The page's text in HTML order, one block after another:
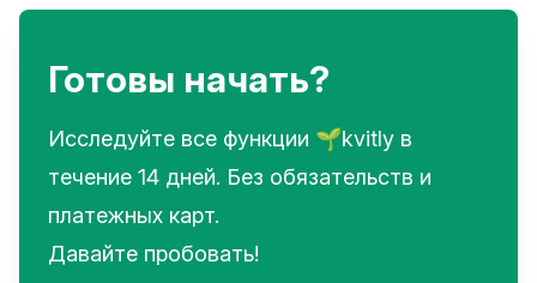
Готовы начать?
Исследуйте все функции 🌱kvitly в
течение 14 дней. Без обязательств и
платежных карт.
Давайте пробовать!